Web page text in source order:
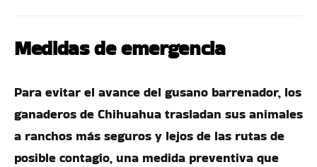
Medidas de emergencia
Para evitar el avance del gusano barrenador, los
ganaderos de Chihuahua trasladan sus animales
a ranchos más seguros y lejos de las rutas de
posible contagio, una medida preventiva que